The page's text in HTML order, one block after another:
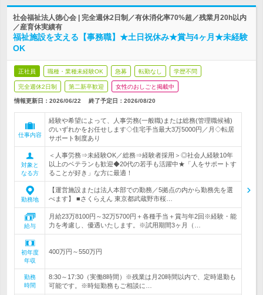
社会福祉法人徳心会 | 完全週休2日制／有休消化率70%超／残業月20h以内
／産育休実績有
福祉施設を支える【事務職】★土日祝休み★賞与4ヶ月★未経験
OK
正社員 職種・業種未経験OK 急募 転勤なし 学歴不問
完全週休2日制 第二新卒歓迎 女性のおしごと掲載中
情報更新日：2026/06/22 終了予定日： 2026/08/20
仕事内容
経験や希望によって、人事労務(一般職)または総務(管理職候補)
のいずれかをお任せします◇住宅手当最大3万5000円／月◇転居
サポート制度あり
対象と
なる方
＜人事労務⇒未経験OK／総務⇒経験者採用＞◎社会人経験10年
以上のベテランも歓迎◆20代の若手も活躍中★「人をサポートす
ることが好き」な方に最適！
勤務地
【運営施設または法人本部での勤務／5拠点の内から勤務先を選
べます】 ■さくらえん 東京都武蔵野市桜…
給与
月給23万8100円～32万5700円＋各種手当＋賞与年2回※経験・能
力を考慮し、優遇いたします。※試用期間3ヶ月（…
初年度
年収
400万円～550万円
勤務
時間
8:30～17:30（実働8時間）※残業は月20時間以内で、定時退勤も
可能です。※時短勤務もご相談に…